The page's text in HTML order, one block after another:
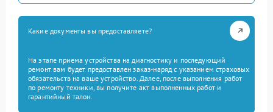
Какие документы вы предоставляете?
На этапе приема устройства на диагностику и последующий
ремонт вам будет предоставлен заказ-наряд с указанием страховых
обязательств на ваше устройство. Далее, после выполнения работ
по ремонту техники, вы получите акт выполненных работ и
гарантийный талон.